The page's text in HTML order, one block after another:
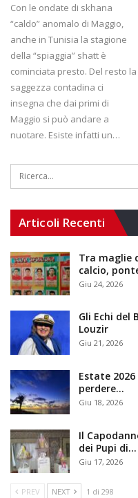
Con le ondate di skhana
“caldo” anomalo di Maggio,
anche in Tunisia la stagione
della “spiaggia” shatt è
cominciata presto. Del resto la
saggezza contadina ci
insegna che dai primi di
Maggio si può andare a
nuotare. Esiste infatti un…
Articoli Recenti
Tra maglie
calcio,
Giu 24, 2026
Gli Echi del
Louzir
Giu 21, 2026
Estate
perdere…
Giu 18, 2026
Il
dei Pupi di…
Giu 17, 2026
PREV NEXT 1 di 298